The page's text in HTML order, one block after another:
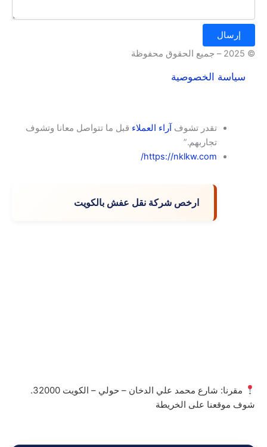
إرسال
© 2025 – جميع الحقوق محفوظة
سياسة الخصوصية
تقدر تشوف آراء العملاء قبل ما تتواصل معانا وتشوف
تجاربهم.”
https://nklkw.com/
ارخص شركة نقل عفش بالكويت
مقرنا: شارع محمد علي الدخان – حولي – الكويت 32000.
شوف موقعنا على الخريطة